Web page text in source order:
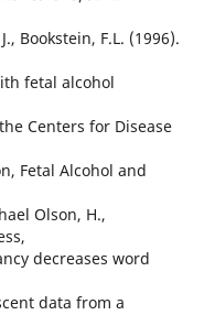
Bookstein, F.L. (1996).
fetal alcohol
Centers for Disease
Fetal Alcohol and
Olson, H.,
decreases word
data from a